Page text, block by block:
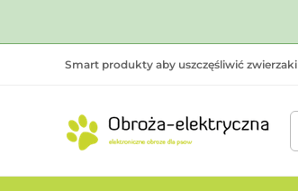
Smart produkty aby uszczęśliwić zwierzaki